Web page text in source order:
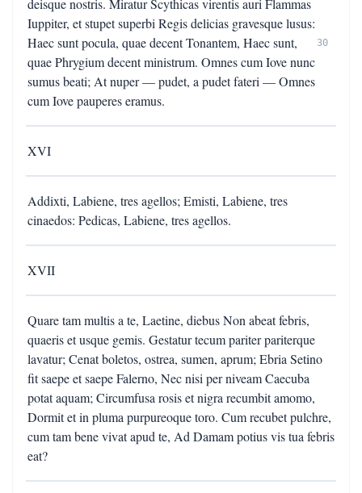
deisque nostris. Miratur Scythicas virentis auri Flammas
Iuppiter, et stupet superbi Regis delicias gravesque lusus:
Haec sunt pocula, quae decent Tonantem, Haec sunt,
quae Phrygium decent ministrum. Omnes cum Iove nunc
sumus beati; At nuper — pudet, a pudet fateri — Omnes
cum Iove pauperes eramus.
30
XVI
Addixti, Labiene, tres agellos; Emisti, Labiene, tres
cinaedos: Pedicas, Labiene, tres agellos.
XVII
Quare tam multis a te, Laetine, diebus Non abeat febris,
quaeris et usque gemis. Gestatur tecum pariter pariterque
lavatur; Cenat boletos, ostrea, sumen, aprum; Ebria Setino
fit saepe et saepe Falerno, Nec nisi per niveam Caecuba
potat aquam; Circumfusa rosis et nigra recumbit amomo,
Dormit et in pluma purpureoque toro. Cum recubet pulchre,
cum tam bene vivat apud te, Ad Damam potius vis tua febris
eat?